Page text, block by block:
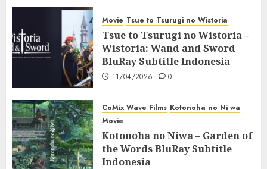
Movie Tsue to Tsurugi no Wistoria
Tsue to Tsurugi no Wistoria –
Wistoria: Wand and Sword
BluRay Subtitle Indonesia
11/04/2026 0
CoMix Wave Films Kotonoha no Ni wa
Movie
Kotonoha no Niwa – Garden of
the Words BluRay Subtitle
Indonesia